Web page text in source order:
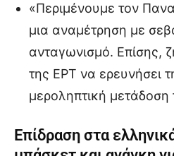
«Περιμένουμε τον
μια αναμέτρηση με
ανταγωνισμό. Επίσης,
της ΕΡΤ να ερευνήσει
μεροληπτική
Επίδραση στα